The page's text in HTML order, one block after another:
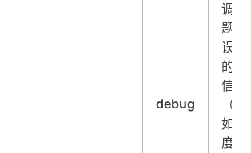
debug
调试
题的
误相
的任
信息
（例
如，
度标